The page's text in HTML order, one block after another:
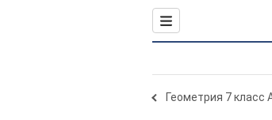
Геометрия 7 класс